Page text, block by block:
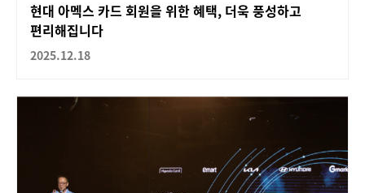
현대 아멕스 카드 회원을 위한 혜택, 더욱 풍성하고
편리해집니다
2025.12.18